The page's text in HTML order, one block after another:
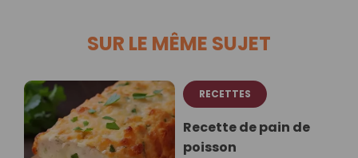
SUR LE MÊME SUJET
RECETTES
Recette de pain de
poisson